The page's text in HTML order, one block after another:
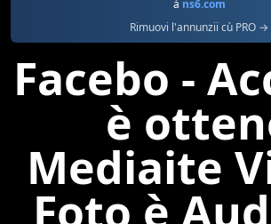
à ns6.com
Rimuovi l'annunzii cù PRO →
Facebo -
è
Mediaite
Foto è